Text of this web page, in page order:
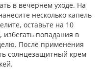
в вечернем уходе. На
несколько капель
оставьте на 10
избегать попадания в
После применения
солнцезащитный крем